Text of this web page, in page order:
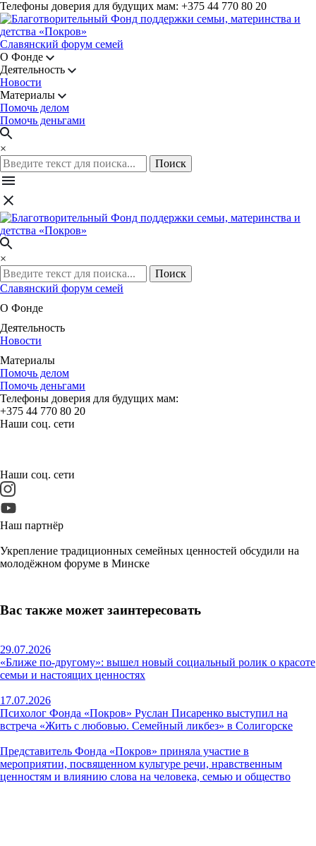
Телефоны доверия для будущих мам: +375 44 770 80 20
Славянский форум семей
О Фонде
Деятельность
Новости
Материалы
Помочь делом
Помочь деньгами
×
Поиск
×
Поиск
Славянский форум семей
О Фонде
Деятельность
Новости
Материалы
Помочь делом
Помочь деньгами
Телефоны доверия для будущих мам:
+375 44 770 80 20
Наши соц. сети
Наши соц. сети
Наш партнёр
Укрепление традиционных семейных ценностей обсудили на
молодёжном форуме в Минске
Вас также может заинтересовать
29.07.2026
«Ближе по-другому»: вышел новый социальный ролик о красоте
семьи и настоящих ценностях
17.07.2026
Психолог Фонда «Покров» Руслан Писаренко выступил на
встреча «Жить с любовью. Семейный ликбез» в Солигорске
Представитель Фонда «Покров» приняла участие в
мероприятии, посвященном культуре речи, нравственным
ценностям и влиянию слова на человека, семью и общество